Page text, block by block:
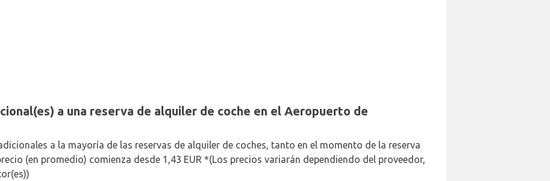
a una reserva de alquiler de coche en el Aeropuerto de
a la mayoría de las reservas de alquiler de coches, tanto en el momento de la reserva
(en promedio) comienza desde 1,43 EUR *(Los precios variarán dependiendo del proveedor,